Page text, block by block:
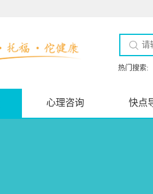
热门搜索:
心理咨询 快点